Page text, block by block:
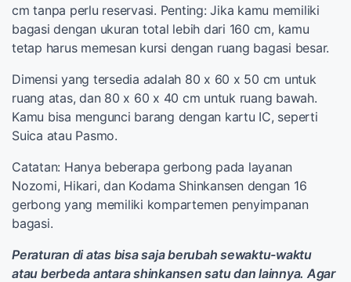
cm tanpa perlu reservasi. Penting: Jika kamu memiliki
bagasi dengan ukuran total lebih dari 160 cm, kamu
tetap harus memesan kursi dengan ruang bagasi besar.
Dimensi yang tersedia adalah 80 x 60 x 50 cm untuk
ruang atas, dan 80 x 60 x 40 cm untuk ruang bawah.
Kamu bisa mengunci barang dengan kartu IC, seperti
Suica atau Pasmo.
Catatan: Hanya beberapa gerbong pada layanan
Nozomi, Hikari, dan Kodama Shinkansen dengan 16
gerbong yang memiliki kompartemen penyimpanan
bagasi.
Peraturan di atas bisa saja berubah sewaktu-waktu
atau berbeda antara shinkansen satu dan lainnya. Agar